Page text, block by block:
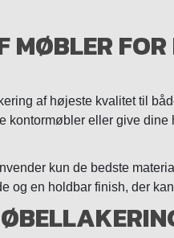
MØBLER
af højeste kvalitet til
kontormøbler eller give
kun de bedste
og en holdbar finish, der